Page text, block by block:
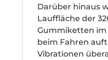
Darüber hinaus
Lauffläche der
Gummiketten im
beim Fahren
Vibrationen